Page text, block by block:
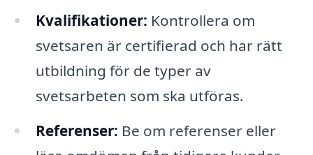
Kvalifikationer: Kontrollera om
svetsaren är certifierad och har rätt
utbildning för de typer av
svetsarbeten som ska utföras.
Referenser: Be om referenser eller